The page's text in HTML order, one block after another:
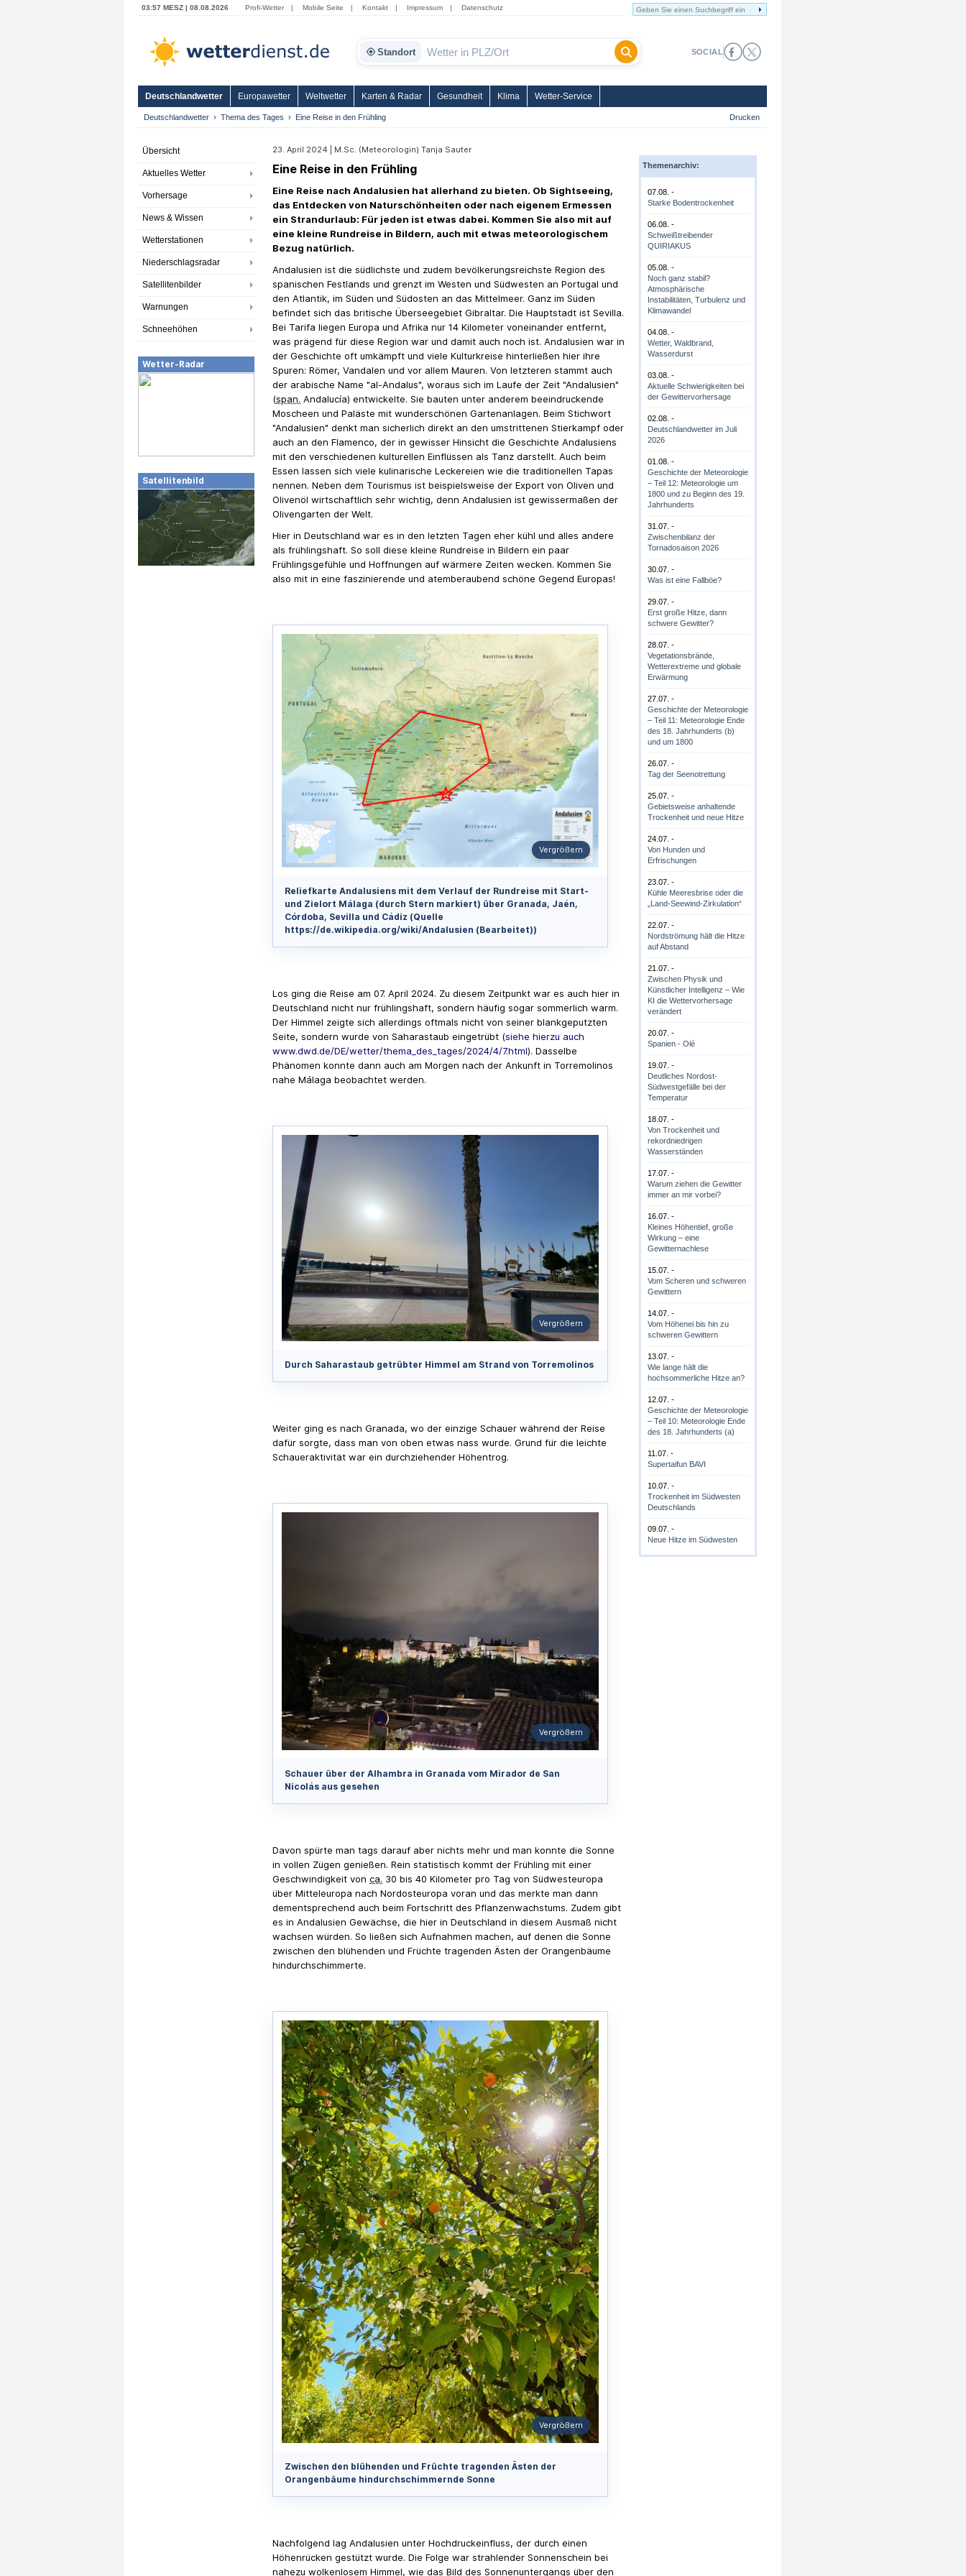
03:57 MESZ | 08.08.2026 Profi-Wetter | Mobile Seite | Kontakt | Impressum | Datenschutz
Standort SOCIAL
Deutschlandwetter Europawetter Weltwetter Karten & Radar Gesundheit Klima Wetter-Service
Deutschlandwetter Thema des Tages Eine Reise in den Frühling Drucken
Übersicht
Aktuelles Wetter
Vorhersage
News & Wissen
Wetterstationen
Niederschlagsradar
Satellitenbilder
Warnungen
Schneehöhen
Wetter-Radar
Satellitenbild
23. April 2024 | M.Sc. (Meteorologin) Tanja Sauter
Eine Reise in den Frühling
Eine Reise nach Andalusien hat allerhand zu bieten. Ob Sightseeing,
das Entdecken von Naturschönheiten oder nach eigenem Ermessen
ein Strandurlaub: Für jeden ist etwas dabei. Kommen Sie also mit auf
eine kleine Rundreise in Bildern, auch mit etwas meteorologischem
Bezug natürlich.
Andalusien ist die südlichste und zudem bevölkerungsreichste Region des
spanischen Festlands und grenzt im Westen und Südwesten an Portugal und
den Atlantik, im Süden und Südosten an das Mittelmeer. Ganz im Süden
befindet sich das britische Überseegebiet Gibraltar. Die Hauptstadt ist Sevilla.
Bei Tarifa liegen Europa und Afrika nur 14 Kilometer voneinander entfernt,
was prägend für diese Region war und damit auch noch ist. Andalusien war in
der Geschichte oft umkämpft und viele Kulturkreise hinterließen hier ihre
Spuren: Römer, Vandalen und vor allem Mauren. Von letzteren stammt auch
der arabische Name "al-Andalus", woraus sich im Laufe der Zeit "Andalusien"
(span. Andalucía) entwickelte. Sie bauten unter anderem beeindruckende
Moscheen und Paläste mit wunderschönen Gartenanlagen. Beim Stichwort
"Andalusien" denkt man sicherlich direkt an den umstrittenen Stierkampf oder
auch an den Flamenco, der in gewisser Hinsicht die Geschichte Andalusiens
mit den verschiedenen kulturellen Einflüssen als Tanz darstellt. Auch beim
Essen lassen sich viele kulinarische Leckereien wie die traditionellen Tapas
nennen. Neben dem Tourismus ist beispielsweise der Export von Oliven und
Olivenöl wirtschaftlich sehr wichtig, denn Andalusien ist gewissermaßen der
Olivengarten der Welt.
Hier in Deutschland war es in den letzten Tagen eher kühl und alles andere
als frühlingshaft. So soll diese kleine Rundreise in Bildern ein paar
Frühlingsgefühle und Hoffnungen auf wärmere Zeiten wecken. Kommen Sie
also mit in eine faszinierende und atemberaubend schöne Gegend Europas!
Vergrößern
Reliefkarte Andalusiens mit dem Verlauf der Rundreise mit Start-
und Zielort Málaga (durch Stern markiert) über Granada, Jaén,
Córdoba, Sevilla und Cádiz (Quelle
https://de.wikipedia.org/wiki/Andalusien (Bearbeitet))
Los ging die Reise am 07. April 2024. Zu diesem Zeitpunkt war es auch hier in
Deutschland nicht nur frühlingshaft, sondern häufig sogar sommerlich warm.
Der Himmel zeigte sich allerdings oftmals nicht von seiner blankgeputzten
Seite, sondern wurde von Saharastaub eingetrübt (siehe hierzu auch
www.dwd.de/DE/wetter/thema_des_tages/2024/4/7.html). Dasselbe
Phänomen konnte dann auch am Morgen nach der Ankunft in Torremolinos
nahe Málaga beobachtet werden.
Vergrößern
Durch Saharastaub getrübter Himmel am Strand von Torremolinos
Weiter ging es nach Granada, wo der einzige Schauer während der Reise
dafür sorgte, dass man von oben etwas nass wurde. Grund für die leichte
Schaueraktivität war ein durchziehender Höhentrog.
Vergrößern
Schauer über der Alhambra in Granada vom Mirador de San
Nicolás aus gesehen
Davon spürte man tags darauf aber nichts mehr und man konnte die Sonne
in vollen Zügen genießen. Rein statistisch kommt der Frühling mit einer
Geschwindigkeit von ca. 30 bis 40 Kilometer pro Tag von Südwesteuropa
über Mitteleuropa nach Nordosteuropa voran und das merkte man dann
dementsprechend auch beim Fortschritt des Pflanzenwachstums. Zudem gibt
es in Andalusien Gewächse, die hier in Deutschland in diesem Ausmaß nicht
wachsen würden. So ließen sich Aufnahmen machen, auf denen die Sonne
zwischen den blühenden und Früchte tragenden Ästen der Orangenbäume
hindurchschimmerte.
Vergrößern
Zwischen den blühenden und Früchte tragenden Ästen der
Orangenbäume hindurchschimmernde Sonne
Nachfolgend lag Andalusien unter Hochdruckeinfluss, der durch einen
Höhenrücken gestützt wurde. Die Folge war strahlender Sonnenschein bei
nahezu wolkenlosem Himmel, wie das Bild des Sonnenuntergangs über den
Themenarchiv:
07.08. -
Starke Bodentrockenheit
06.08. -
Schweißtreibender
QUIRIAKUS
05.08. -
Noch ganz stabil?
Atmosphärische
Instabilitäten, Turbulenz und
Klimawandel
04.08. -
Wetter, Waldbrand,
Wasserdurst
03.08. -
Aktuelle Schwierigkeiten bei
der Gewittervorhersage
02.08. -
Deutschlandwetter im Juli
2026
01.08. -
Geschichte der Meteorologie
− Teil 12: Meteorologie um
1800 und zu Beginn des 19.
Jahrhunderts
31.07. -
Zwischenbilanz der
Tornadosaison 2026
30.07. -
Was ist eine Fallböe?
29.07. -
Erst große Hitze, dann
schwere Gewitter?
28.07. -
Vegetationsbrände,
Wetterextreme und globale
Erwärmung
27.07. -
Geschichte der Meteorologie
– Teil 11: Meteorologie Ende
des 18. Jahrhunderts (b)
und um 1800
26.07. -
Tag der Seenotrettung
25.07. -
Gebietsweise anhaltende
Trockenheit und neue Hitze
24.07. -
Von Hunden und
Erfrischungen
23.07. -
Kühle Meeresbrise oder die
„Land-Seewind-Zirkulation“
22.07. -
Nordströmung hält die Hitze
auf Abstand
21.07. -
Zwischen Physik und
Künstlicher Intelligenz – Wie
KI die Wettervorhersage
verändert
20.07. -
Spanien - Olé
19.07. -
Deutliches Nordost-
Südwestgefälle bei der
Temperatur
18.07. -
Von Trockenheit und
rekordniedrigen
Wasserständen
17.07. -
Warum ziehen die Gewitter
immer an mir vorbei?
16.07. -
Kleines Höhentief, große
Wirkung – eine
Gewitternachlese
15.07. -
Vom Scheren und schweren
Gewittern
14.07. -
Vom Höhenei bis hin zu
schweren Gewittern
13.07. -
Wie lange hält die
hochsommerliche Hitze an?
12.07. -
Geschichte der Meteorologie
– Teil 10: Meteorologie Ende
des 18. Jahrhunderts (a)
11.07. -
Supertaifun BAVI
10.07. -
Trockenheit im Südwesten
Deutschlands
09.07. -
Neue Hitze im Südwesten